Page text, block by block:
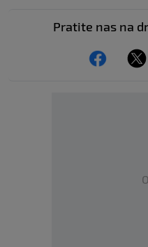
Pratite nas na